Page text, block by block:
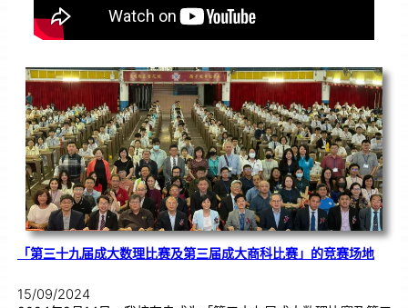
「第三十九届成大数理比赛及第三届成大商科比赛」的竞赛场地
15/09/2024